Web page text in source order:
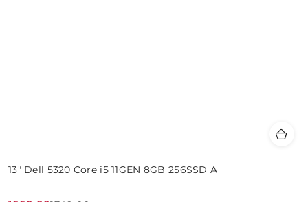
13" Dell 5320 Core i5 11GEN 8GB 256SSD A